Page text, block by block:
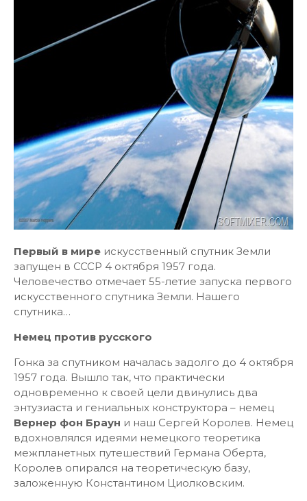
Первый в мире искусственный спутник Земли
запущен в СССР 4 октября 1957 года.
Человечество отмечает 55-летие запуска первого
искусственного спутника Земли. Нашего
спутника…
Немец против русского
Гонка за спутником началась задолго до 4 октября
1957 года. Вышло так, что практически
одновременно к своей цели двинулись два
энтузиаста и гениальных конструктора – немец
Вернер фон Браун и наш Сергей Королев. Немец
вдохновлялся идеями немецкого теоретика
межпланетных путешествий Германа Оберта,
Королев опирался на теоретическую базу,
заложенную Константином Циолковским.